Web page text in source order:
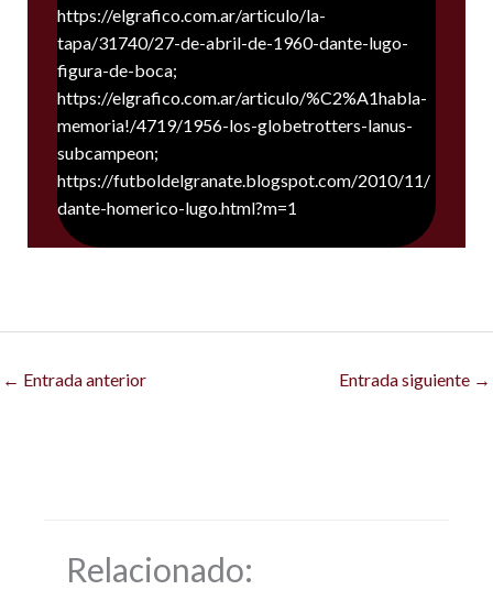
https://elgrafico.com.ar/articulo/la-
tapa/31740/27-de-abril-de-1960-dante-lugo-
figura-de-boca;
https://elgrafico.com.ar/articulo/%C2%A1habla-
memoria!/4719/1956-los-globetrotters-lanus-
subcampeon;
https://futboldelgranate.blogspot.com/2010/11/
dante-homerico-lugo.html?m=1
← Entrada anterior Entrada siguiente →
Relacionado: